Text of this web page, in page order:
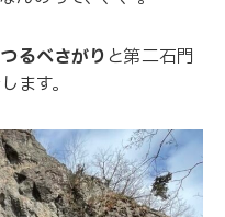
つるべさがり と第二石門
ます。